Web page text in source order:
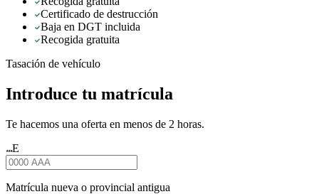
Certificado de destrucción
Baja en DGT incluida
Recogida gratuita
Tasación de vehículo
Introduce tu matrícula
Te hacemos una oferta en menos de 2 horas.
★★★E
Matrícula nueva o provincial antigua